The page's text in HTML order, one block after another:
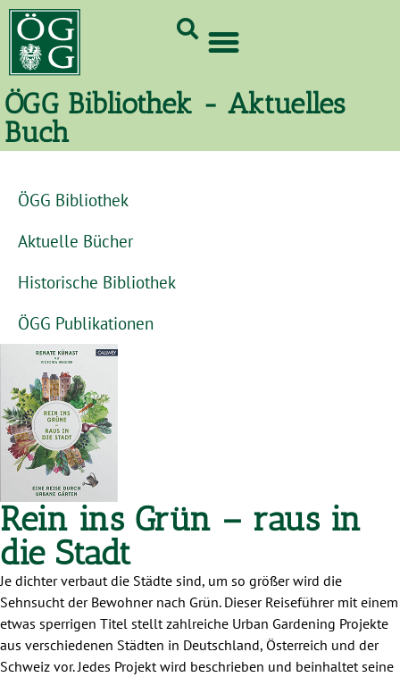
ÖGG Bibliothek - Aktuelles
Buch
ÖGG Bibliothek
Aktuelle Bücher
Historische Bibliothek
ÖGG Publikationen
Rein ins Grün – raus in
die Stadt
Je dichter verbaut die Städte sind, um so größer wird die
Sehnsucht der Bewohner nach Grün. Dieser Reiseführer mit einem
etwas sperrigen Titel stellt zahlreiche Urban Gardening Projekte
aus verschiedenen Städten in Deutschland, Österreich und der
Schweiz vor. Jedes Projekt wird beschrieben und beinhaltet seine